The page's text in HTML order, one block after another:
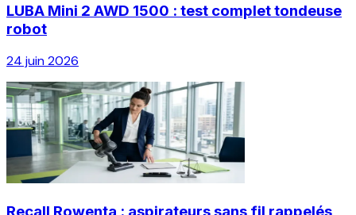
LUBA Mini 2 AWD 1500 : test complet tondeuse
robot
24 juin 2026